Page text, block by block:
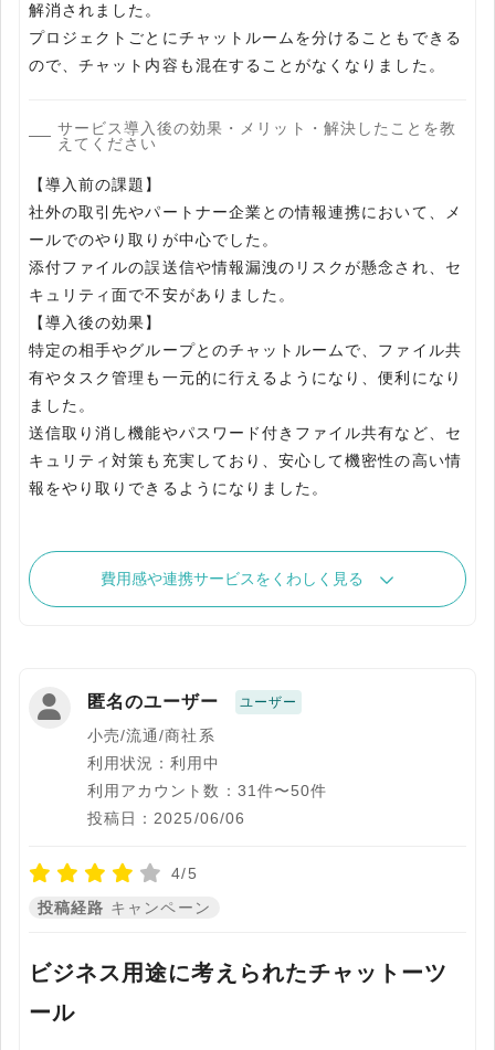
解消されました。
プロジェクトごとにチャットルームを分けることもできる
ので、チャット内容も混在することがなくなりました。
サービス導入後の効果・メリット・解決したことを教
えてください
【導入前の課題】
社外の取引先やパートナー企業との情報連携において、メ
ールでのやり取りが中心でした。
添付ファイルの誤送信や情報漏洩のリスクが懸念され、セ
キュリティ面で不安がありました。
【導入後の効果】
特定の相手やグループとのチャットルームで、ファイル共
有やタスク管理も一元的に行えるようになり、便利になり
ました。
送信取り消し機能やパスワード付きファイル共有など、セ
キュリティ対策も充実しており、安心して機密性の高い情
報をやり取りできるようになりました。
費用感や連携サービスをくわしく見る
匿名のユーザー ユーザー
小売/流通/商社系
利用状況：利用中
利用アカウント数：31件〜50件
投稿日：2025/06/06
4/5
投稿経路 キャンペーン
ビジネス用途に考えられたチャットーツ
ール